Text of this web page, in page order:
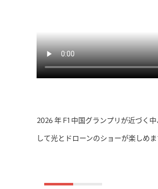
2026 年 F1 中国グランプリが近づく
して光とドローンのショーが楽しめま